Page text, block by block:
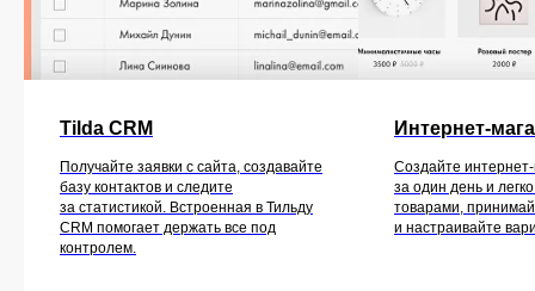
Tilda CRM
Получайте заявки с сайта, создавайте
базу контактов и следите
за статистикой. Встроенная в Тильду
CRM помогает держать все под
контролем.
Интернет-
Создайте интернет-
за один день и
товарами,
и настраивайте